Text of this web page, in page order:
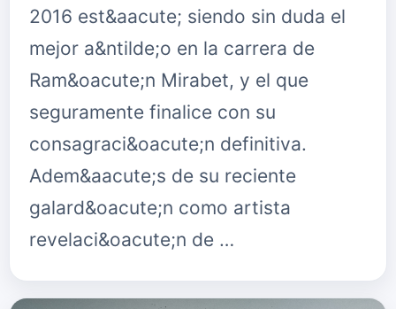
2016 est&aacute; siendo sin duda el
mejor a&ntilde;o en la carrera de
Ram&oacute;n Mirabet, y el que
seguramente finalice con su
consagraci&oacute;n definitiva.
Adem&aacute;s de su reciente
galard&oacute;n como artista
revelaci&oacute;n de …